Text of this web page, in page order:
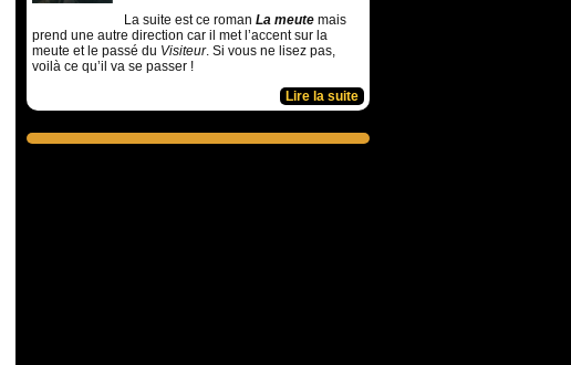
La suite est ce roman La meute mais
prend une autre direction car il met l’accent sur la
meute et le passé du Visiteur. Si vous ne lisez pas,
voilà ce qu’il va se passer !
Lire la suite